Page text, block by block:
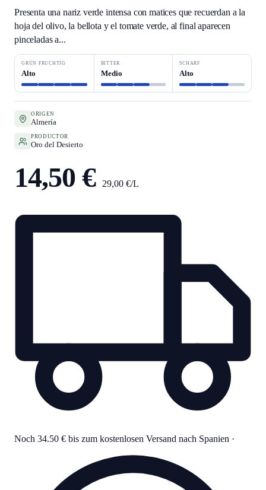
Presenta una nariz verde intensa con matices que recuerdan a la
hoja del olivo, la bellota y el tomate verde, al final aparecen
pinceladas a...
GRÜN FRUCHTIG
Alto
BITTER
Medio
SCHARF
Alto
ORIGEN
Almería
PRODUCTOR
Oro del Desierto
14,50 € 29,00 €/L
Noch 34.50 € bis zum kostenlosen Versand nach Spanien ·